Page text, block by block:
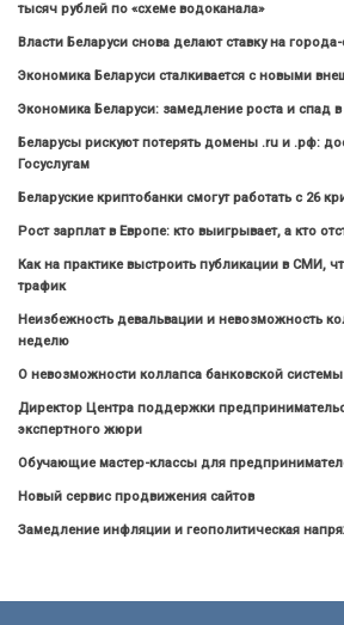
тысяч рублей по «схеме водоканала»
Власти Беларуси снова делают ставку на
Экономика Беларуси сталкивается с новыми
Экономика Беларуси: замедление роста и спад
Беларусы рискуют потерять домены .ru и .рф:
Госуслугам
Беларуские криптобанки смогут работать с 26
Рост зарплат в Европе: кто выигрывает, а кто
Как на практике выстроить публикации в СМИ,
трафик
Неизбежность девальвации и невозможность
неделю
О невозможности коллапса банковской системы
Директор Центра поддержки
экспертного жюри
Обучающие мастер-классы для
Новый сервис продвижения сайтов
Замедление инфляции и геополитическая